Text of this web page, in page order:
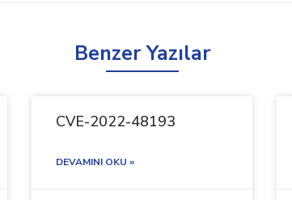
Benzer Yazılar
CVE-2022-48193
DEVAMINI OKU »